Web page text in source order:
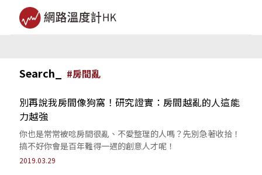
Search_ #房間亂
別再說我房間像狗窩！研究證實：房間越亂的人這能
力越強
你也是常常被唸房間很亂、不愛整理的人嗎？先別急著收拾！
搞不好你會是百年難得一遇的創意人才呢！
2019.03.29